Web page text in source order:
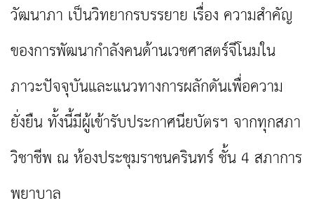
วัฒนาภา เป็นวิทยากรบรรยาย เรื่อง ความสำคัญ
ของการพัฒนากำลังคนด้านเวชศาสตร์จีโนมใน
ภาวะปัจจุบันและแนวทางการผลักดันเพื่อความ
ยั่งยืน ทั้งนี้มีผู้เข้ารับประกาศนียบัตรฯ จากทุกสภา
วิชาชีพ ณ ห้องประชุมราชนครินทร์ ชั้น 4 สภาการ
พยาบาล